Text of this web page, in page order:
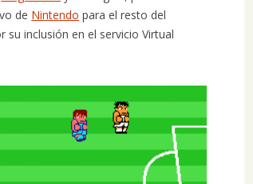
de Nintendo para el resto del
inclusión en el servicio Virtual